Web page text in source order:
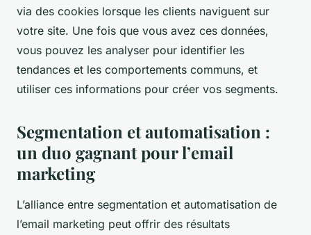
via des cookies lorsque les clients naviguent sur
votre site. Une fois que vous avez ces données,
vous pouvez les analyser pour identifier les
tendances et les comportements communs, et
utiliser ces informations pour créer vos segments.
Segmentation et automatisation :
un duo gagnant pour l’email
marketing
L’alliance entre segmentation et automatisation de
l’email marketing peut offrir des résultats